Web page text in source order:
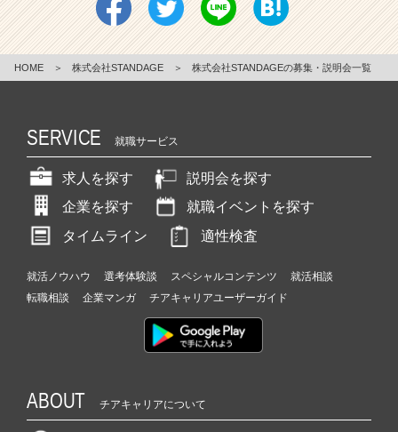
か
カ
ウ
届
く
就
活
サ
イ
チ
ア
ャ
リ
h
e
HOME ＞ 株式会社STANDAGE ＞ 株式会社STANDAGEの募集・説明会一覧
SERVICE 就職サービス
求人を探す
説明会を探す
企業を探す
就職イベントを探す
タイムライン
適性検査
就活ノウハウ 選考体験談 スペシャルコンテンツ
就活相談
転職相談
企業マンガ チアキャリアユーザーガイド
ABOUT チアキャリアについて